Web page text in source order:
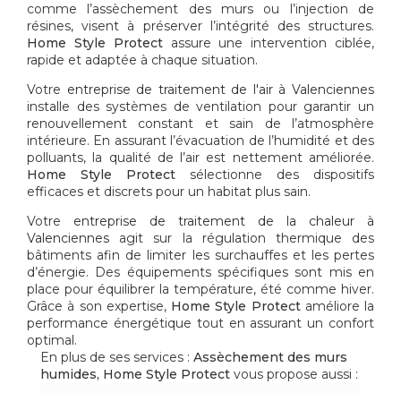
comme l’assèchement des murs ou l’injection de
résines, visent à préserver l’intégrité des structures.
Home Style Protectassure une intervention ciblée,
rapide et adaptée à chaque situation.
Votre entreprise de traitement de l'air à Valenciennes
installe des systèmes de ventilation pour garantir un
renouvellement constant et sain de l’atmosphère
intérieure. En assurant l’évacuation de l’humidité et des
polluants, la qualité de l’air est nettement améliorée.
Home Style Protect sélectionne des dispositifs
efficaces et discrets pour un habitat plus sain.
Votre entreprise de traitement de la chaleur à
Valenciennes agit sur la régulation thermique des
bâtiments afin de limiter les surchauffes et les pertes
d’énergie. Des équipements spécifiques sont mis en
place pour équilibrer la température, été comme hiver.
Grâce à son expertise, Home Style Protectaméliore la
performance énergétique tout en assurant un confort
optimal.
En plus de ses services : Assèchement des murs
humides, Home Style Protect vous propose aussi :